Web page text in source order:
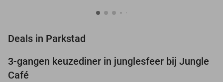
Deals in Parkstad
21%
3-gangen keuzediner in junglesfeer bij Jungle
Café